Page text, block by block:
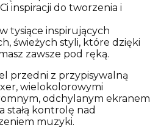
inspiracji do tworzenia i
tysiące inspirujących
świeżych styli, które dzięki
zawsze pod ręką.
przedni z przypisywalną
wielokolorowymi
odchylanym ekranem
stałą kontrolę nad
muzyki.